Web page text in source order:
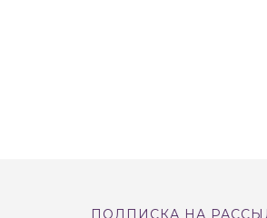
ПОДПИСКА НА